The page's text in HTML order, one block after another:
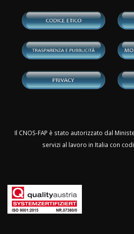
Il CNOS-FAP è stato autorizzato dal
servizi al lavoro in Italia con